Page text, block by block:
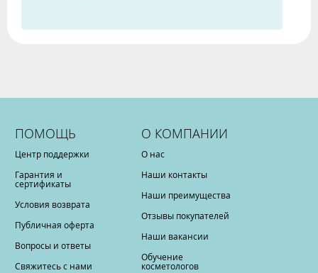
ПОМОЩЬ
Центр поддержки
Гарантия и
сертификаты
Условия возврата
Публичная оферта
Вопросы и ответы
Свяжитесь с нами
О КОМПАНИИ
О нас
Наши контакты
Наши преимущества
Отзывы покупателей
Наши вакансии
Обучение
косметологов